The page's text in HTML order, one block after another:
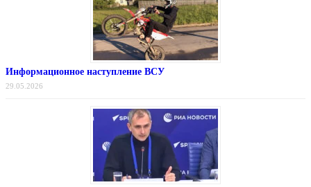
Информационное наступление ВСУ
29.05.2026